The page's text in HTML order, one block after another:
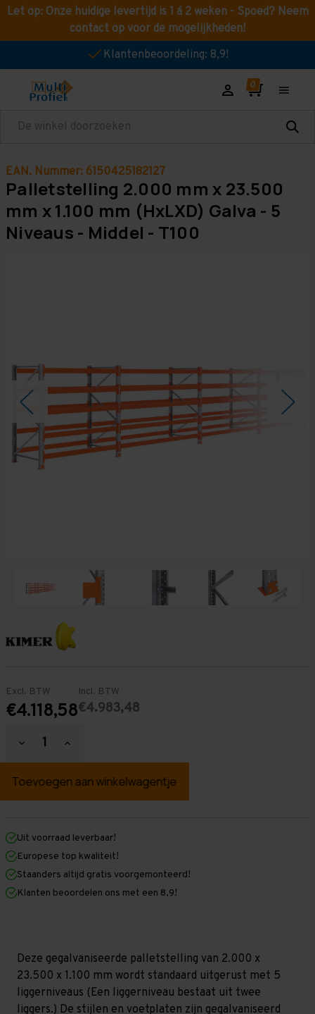
Let op: Onze huidige levertijd is 1 á 2 weken - Spoed? Neem
contact op voor de mogelijkheden!
Klantenbeoordeling: 8,9!
Zoeken
EAN. Nummer: 6150425182127
Palletstelling 2.000 mm x 23.500
mm x 1.100 mm (HxLXD) Galva - 5
Niveaus - Middel - T100
Excl. BTW
€4.118,58
Incl. BTW
€4.983,48
Hoeveelheid
verlagen
Palletstelling
mm
mm
x
1.100
mm
Galva
Middel
-
T100
Hoeveelheid
verhogen
Palletstelling
mm
mm
1.100
mm
(HxLXD)
Galva
Middel
-
T100
Uit voorraad leverbaar!
Europese top kwaliteit!
Staanders altijd gratis voorgemonteerd!
Klanten beoordelen ons met een 8,9!
Deze gegalvaniseerde palletstelling van 2.000 x
23.500 x 1.100 mm wordt standaard uitgerust met 5
liggerniveaus (Een liggerniveau bestaat uit twee
liggers.) De stijlen en voetplaten zijn gegalvaniseerd